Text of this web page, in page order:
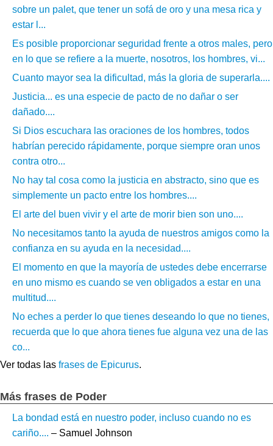
sobre un palet, que tener un sofá de oro y una mesa rica y
estar l...
Es posible proporcionar seguridad frente a otros males, pero
en lo que se refiere a la muerte, nosotros, los hombres, vi...
Cuanto mayor sea la dificultad, más la gloria de superarla....
Justicia... es una especie de pacto de no dañar o ser
dañado....
Si Dios escuchara las oraciones de los hombres, todos
habrían perecido rápidamente, porque siempre oran unos
contra otro...
No hay tal cosa como la justicia en abstracto, sino que es
simplemente un pacto entre los hombres....
El arte del buen vivir y el arte de morir bien son uno....
No necesitamos tanto la ayuda de nuestros amigos como la
confianza en su ayuda en la necesidad....
El momento en que la mayoría de ustedes debe encerrarse
en uno mismo es cuando se ven obligados a estar en una
multitud....
No eches a perder lo que tienes deseando lo que no tienes,
recuerda que lo que ahora tienes fue alguna vez una de las
co...
Ver todas las frases de Epicurus.
Más frases de Poder
La bondad está en nuestro poder, incluso cuando no es
cariño.... – Samuel Johnson